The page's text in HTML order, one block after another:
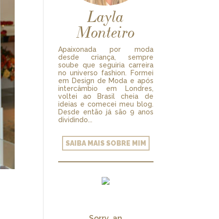
Layla
Monteiro
Apaixonada por moda
desde criança, sempre
soube que seguiria carreira
no universo fashion. Formei
em Design de Moda e após
intercâmbio em Londres,
voltei ao Brasil cheia de
ideias e comecei meu blog.
Desde então já são 9 anos
dividindo...
SAIBA MAIS SOBRE MIM